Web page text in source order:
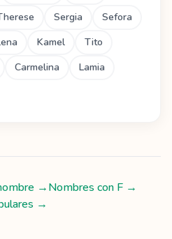
Sergia
Sefora
Kamel
Tito
Carmelina
Lamia
→Nombres con F→
→